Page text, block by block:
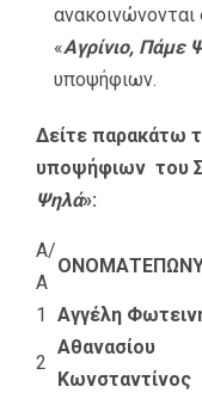
«Αγρίνιο, Πάμε
υποψήφιων.
Δείτε παρακάτω
υποψήφιων του
Ψηλά»:
Α/
Α
1 Αγγέλη
2
Αθανασίου
Κωνσταντίνος